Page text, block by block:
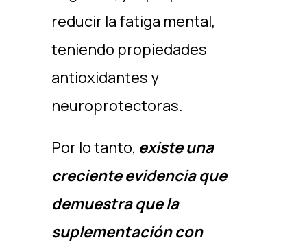
reducir la fatiga mental,
teniendo propiedades
antioxidantes y
neuroprotectoras.
Por lo tanto, existe una
creciente evidencia que
demuestra que la
suplementación con